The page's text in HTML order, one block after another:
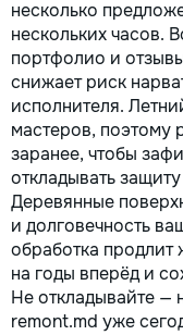
несколько
нескольких часов.
портфолио и
снижает риск
исполнителя.
мастеров, поэтому
заранее, чтобы
откладывать
Деревянные
и долговечность
обработка продлит
на годы вперёд и
Не откладывайте —
remont.md уже